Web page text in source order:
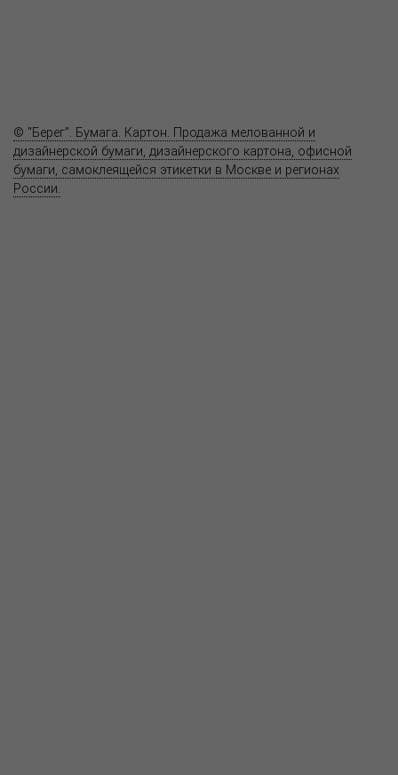
© "Берег". Бумага. Картон. Продажа мелованной и
дизайнерской бумаги, дизайнерского картона, офисной
бумаги, самоклеящейся этикетки в Москве и регионах
России.